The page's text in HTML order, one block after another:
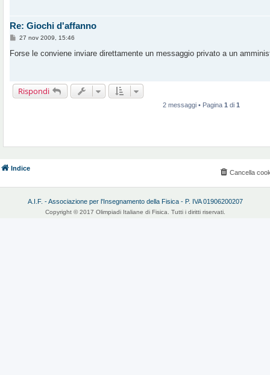
Re: Giochi d'affanno
M
s
o
27 nov 2009, 15:46
Forse le conviene inviare direttamente un messaggio privato a un
Rispondi
2 messaggi • Pagina 1 di 1
Indice
Cancella
A.I.F. - Associazione per l'Insegnamento della Fisica - P. IVA 01906200207
Copyright © 2017 Olimpiadi Italiane di Fisica. Tutti i diritti riservati.